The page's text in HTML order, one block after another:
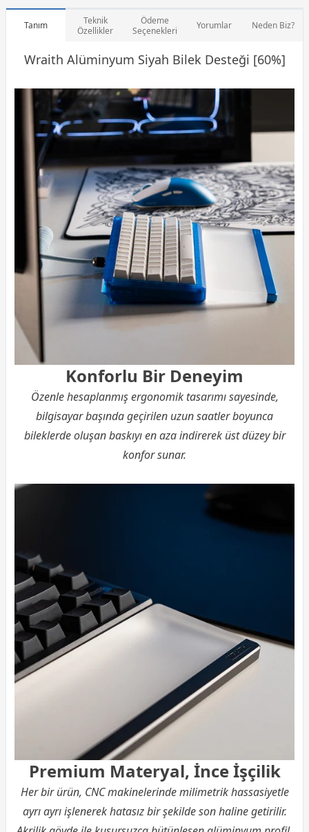
Tanım
Teknik
Özellikler
Ödeme
Seçenekleri
Yorumlar Neden Biz?
Wraith Alüminyum Siyah Bilek Desteği [60%]
Konforlu Bir Deneyim
Özenle hesaplanmış ergonomik tasarımı sayesinde,
bilgisayarbaşında geçirilen uzun saatler boyunca
bileklerde oluşan baskıyı en aza indirerek üst düzey bir
konfor sunar.
Premium Materyal, İnce İşçilik
Her bir ürün, CNC makinelerinde milimetrik hassasiyetle
ayrı ayrı işlenerek hatasız bir şekilde son haline getirilir.